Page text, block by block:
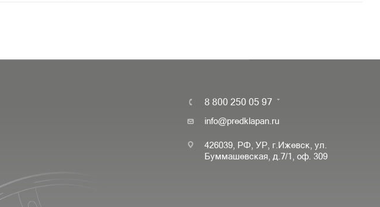
8 800 250 05 97
info@predklapan.ru
426039, РФ, УР, г.Ижевск, ул.
Буммашевская, д.7/1, оф. 309